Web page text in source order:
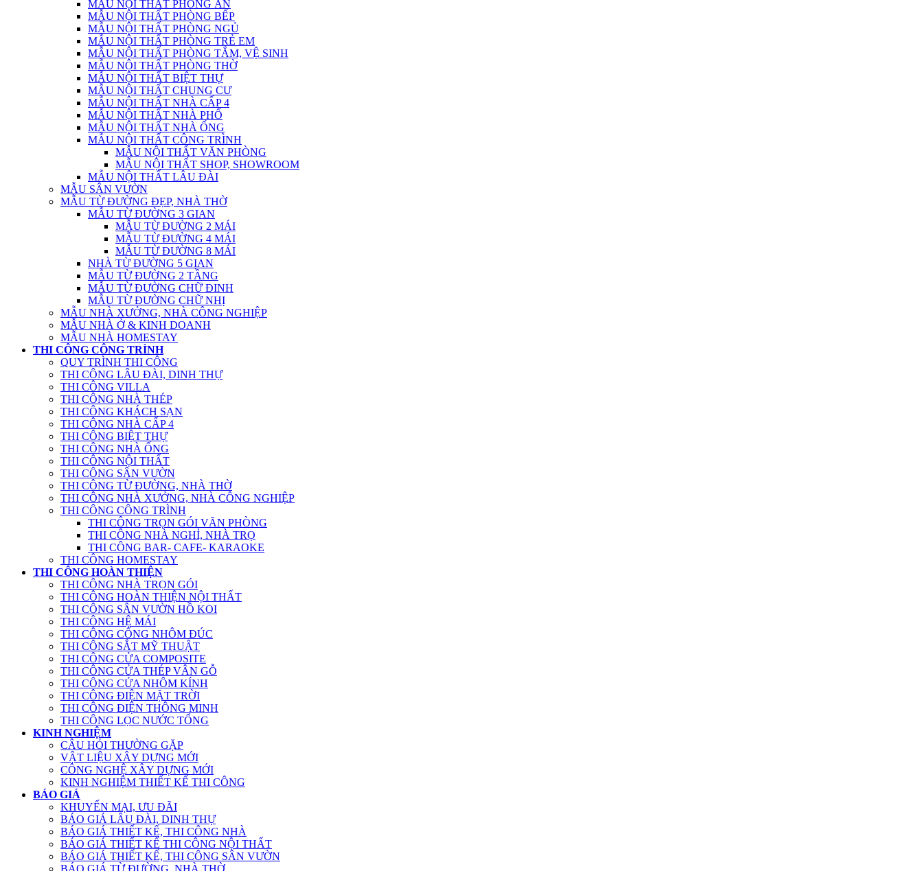
MẪU NỘI THẤT PHÒNG ĂN
MẪU NỘI THẤT PHÒNG BẾP
MẪU NỘI THẤT PHÒNG NGỦ
MẪU NỘI THẤT PHÒNG TRẺ EM
MẪU NỘI THẤT PHÒNG TẮM, VỆ SINH
MẪU NỘI THẤT PHÒNG THỜ
MẪU NỘI THẤT BIỆT THỰ
MẪU NỘI THẤT CHUNG CƯ
MẪU NỘI THẤT NHÀ CẤP 4
MẪU NỘI THẤT NHÀ PHỐ
MẪU NỘI THẤT NHÀ ỐNG
MẪU NỘI THẤT CÔNG TRÌNH
MẪU NỘI THẤT VĂN PHÒNG
MẪU NỘI THẤT SHOP, SHOWROOM
MẪU NỘI THẤT LÂU ĐÀI
MẪU SÂN VƯỜN
MẪU TỪ ĐƯỜNG ĐẸP, NHÀ THỜ
MẪU TỪ ĐƯỜNG 3 GIAN
MẪU TỪ ĐƯỜNG 2 MÁI
MẪU TỪ ĐƯỜNG 4 MÁI
MẪU TỪ ĐƯỜNG 8 MÁI
NHÀ TỪ ĐƯỜNG 5 GIAN
MẪU TỪ ĐƯỜNG 2 TẦNG
MẪU TỪ ĐƯỜNG CHỮ ĐINH
MẪU TỪ ĐƯỜNG CHỮ NHỊ
MẪU NHÀ XƯỞNG, NHÀ CÔNG NGHIỆP
MẪU NHÀ Ở & KINH DOANH
MẪU NHÀ HOMESTAY
THI CÔNG CÔNG TRÌNH
QUY TRÌNH THI CÔNG
THI CÔNG LÂU ĐÀI, DINH THỰ
THI CÔNG VILLA
THI CÔNG NHÀ THÉP
THI CÔNG KHÁCH SẠN
THI CÔNG NHÀ CẤP 4
THI CÔNG BIỆT THỰ
THI CÔNG NHÀ ỐNG
THI CÔNG NỘI THẤT
THI CÔNG SÂN VƯỜN
THI CÔNG TỪ ĐƯỜNG, NHÀ THỜ
THI CÔNG NHÀ XƯỞNG, NHÀ CÔNG NGHIỆP
THI CÔNG CÔNG TRÌNH
THI CÔNG TRỌN GÓI VĂN PHÒNG
THI CÔNG NHÀ NGHỈ, NHÀ TRỌ
THI CÔNG BAR- CAFE- KARAOKE
THI CÔNG HOMESTAY
THI CÔNG HOÀN THIỆN
THI CÔNG NHÀ TRỌN GÓI
THI CÔNG HOÀN THIỆN NỘI THẤT
THI CÔNG SÂN VƯỜN HỒ KOI
THI CÔNG HỆ MÁI
THI CÔNG CỔNG NHÔM ĐÚC
THI CÔNG SẮT MỸ THUẬT
THI CÔNG CỬA COMPOSITE
THI CÔNG CỬA THÉP VÂN GỖ
THI CÔNG CỬA NHÔM KÍNH
THI CÔNG ĐIỆN MẶT TRỜI
THI CÔNG ĐIỆN THÔNG MINH
THI CÔNG LỌC NƯỚC TỔNG
KINH NGHIỆM
CÂU HỎI THƯỜNG GẶP
VẬT LIỆU XÂY DỰNG MỚI
CÔNG NGHỆ XÂY DỰNG MỚI
KINH NGHIỆM THIẾT KẾ THI CÔNG
BÁO GIÁ
KHUYẾN MẠI, ƯU ĐÃI
BÁO GIÁ LÂU ĐÀI, DINH THỰ
BÁO GIÁ THIẾT KẾ, THI CÔNG NHÀ
BÁO GIÁ THIẾT KẾ THI CÔNG NỘI THẤT
BÁO GIÁ THIẾT KẾ, THI CÔNG SÂN VƯỜN
BÁO GIÁ TỪ ĐƯỜNG, NHÀ THỜ